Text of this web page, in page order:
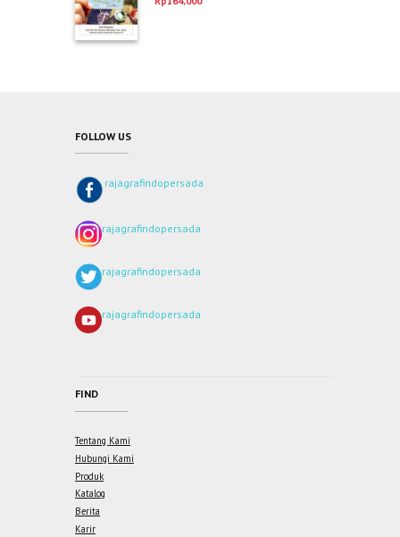
dari 5
FOLLOW US
rajagrafindopersada
rajagrafindopersada
rajagrafindopersada
rajagrafindopersada
FIND
Tentang Kami
Hubungi Kami
Produk
Katalog
Berita
Karir